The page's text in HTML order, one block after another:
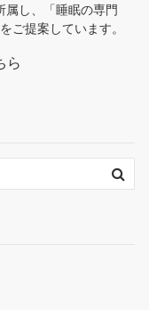
属し、「睡眠の専門
ご提案しています。
ら